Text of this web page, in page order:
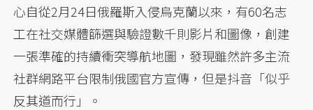
心自從2月24日俄羅斯入侵烏克蘭以來，有60名志
工在社交媒體篩選與驗證數千則影片和圖像，創建
一張準確的持續衝突導航地圖，發現雖然許多主流
社群網路平台限制俄國官方宣傳，但是抖音「似乎
反其道而行」。